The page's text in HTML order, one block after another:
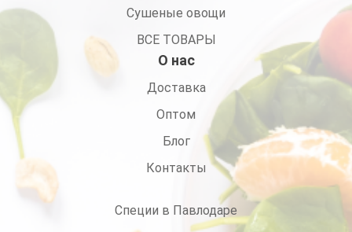
Сушеные овощи
ВСЕ ТОВАРЫ
О нас
Доставка
Оптом
Блог
Контакты
Специи в Павлодаре